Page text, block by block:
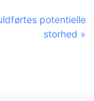
potentielle
storhed »